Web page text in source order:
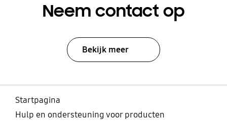
Neem contact op
Bekijk meer
Startpagina
Hulp en ondersteuning voor producten